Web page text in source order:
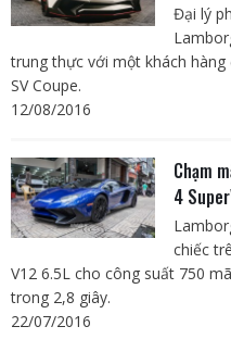
Đại lý
trung thực với một khách
SV Coupe.
12/08/2016
Chạm
4
chiếc
V12 6.5L cho công suất 750
trong 2,8 giây.
22/07/2016